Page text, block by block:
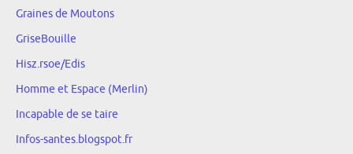
Graines de Moutons
GriseBouille
Hisz.rsoe/Edis
Homme et Espace (Merlin)
Incapable de se taire
Infos-santes.blogspot.fr